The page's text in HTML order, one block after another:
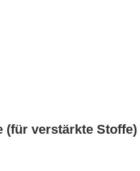
(für verstärkte Stoffe)